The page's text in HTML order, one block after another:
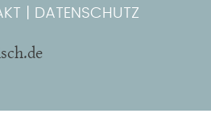
DATENSCHUTZ